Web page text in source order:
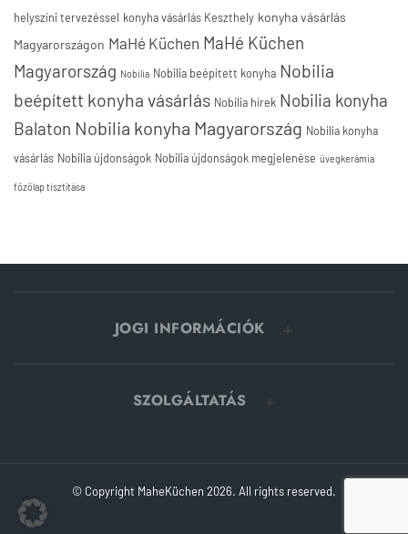
helyszíni tervezéssel konyha vásárlás Keszthely konyha vásárlás
Magyarországon MaHé Küchen MaHé Küchen
Magyarország Nobilia Nobilia beépített konyha Nobilia
beépített konyha vásárlás Nobilia hírek Nobilia konyha
Balaton Nobilia konyha Magyarország Nobilia konyha
vásárlás Nobilia újdonságok Nobilia újdonságok megjelenése üvegkerámia
főzőlap tisztítása
JOGI INFORMÁCIÓK
SZOLGÁLTATÁS
© Copyright MaheKüchen 2026. All rights reserved.